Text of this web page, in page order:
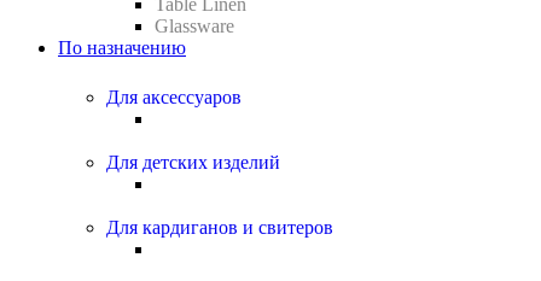
Table Linen
Glassware
По назначению
Для аксессуаров
Для детских изделий
Для кардиганов и свитеров